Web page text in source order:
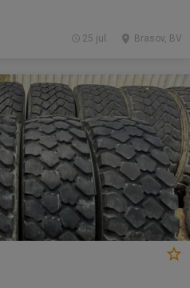
Brasov, BV
25 jul.